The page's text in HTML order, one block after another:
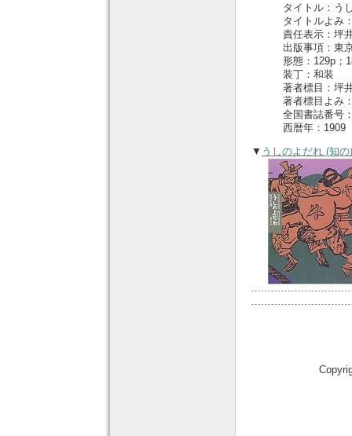
タイトル：う
タイトルよ
責任表示：坪
出版事項：東
形態：129p；
装丁：和装
著者標目：坪
著者標目よみ
全国書誌番号
西暦年：1909
▼ うしのよだれ (知